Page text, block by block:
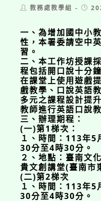
Post教務處教學組
Post
一、為增加國中小
性，本署委請空中
習。
二、本工作坊授課
程包括開口說十分
在課堂上使用遊戲
戲教學、口說英語
多元之課程設計提
教師進行英語口說
三、辦理期程：
(一)第1梯次：
１、時間：113年5
30分至4時30分。
２、地點：臺南文
貴文創講堂(臺南市
(二)第2梯次
１、時間：113年5
30分至4時30分。